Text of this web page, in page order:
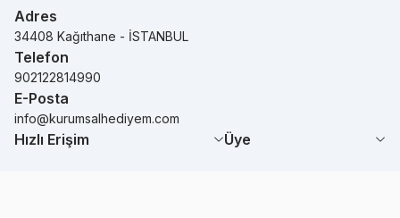
Adres
34408 Kağıthane - İSTANBUL
Telefon
902122814990
E-Posta
info@kurumsalhediyem.com
Hızlı Erişim Üye